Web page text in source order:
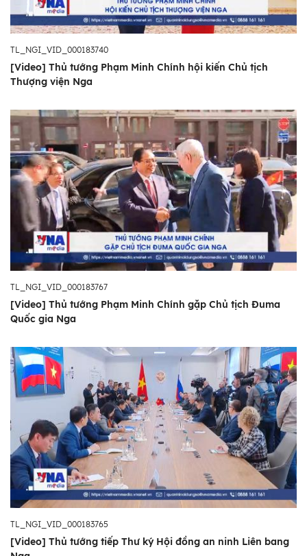
TL_NGI_VID_000183740
[Video] Thủ tướng Phạm Minh Chính hội kiến Chủ tịch
Thượng viện Nga
TL_NGI_VID_000183767
[Video] Thủ tướng Phạm Minh Chính gặp Chủ tịch Đuma
Quốc gia Nga
TL_NGI_VID_000183765
[Video] Thủ tướng tiếp Thư ký Hội đồng an ninh Liên bang